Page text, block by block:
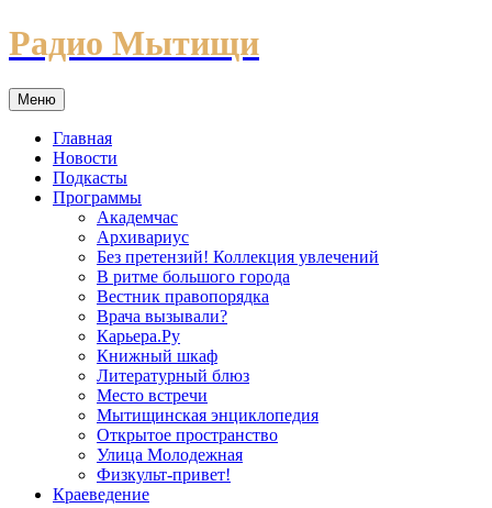
Перейти
к
Радио Мытищи
Меню
Главная
Новости
Подкасты
Программы
Академчас
Архивариус
Без претензий! Коллекция увлечений
В ритме большого города
Вестник правопорядка
Врача вызывали?
Карьера.Ру
Книжный шкаф
Литературный блюз
Место встречи
Мытищинская энциклопедия
Открытое пространство
Улица Молодежная
Физкульт-привет!
Краеведение